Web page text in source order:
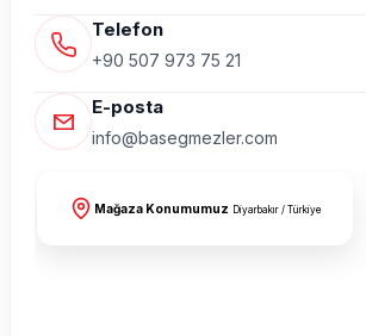
Telefon
+90 507 973 75 21
E-posta
info@basegmezler.com
Mağaza Konumumuz Diyarbakır / Türkiye